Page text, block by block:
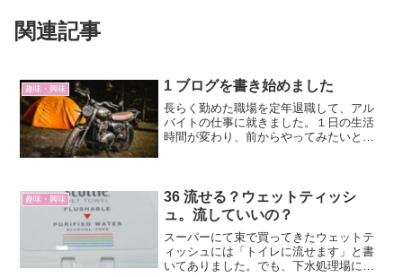
関連記事
趣味・興味 1 ブログを書き始めました
長らく勤めた職場を定年退職して、アル
バイトの仕事に就きました。１日の生活
時間が変わり、前からやってみたいと思
めアイテム、健康、父から...
趣味・興味
36 流せる？ウェットティッシ
ュ。流していいの？
スーパーにて束で買ってきたウェットテ
ィッシュには「トイレに流せます」と書
いてありました。でも、下水処理場に負